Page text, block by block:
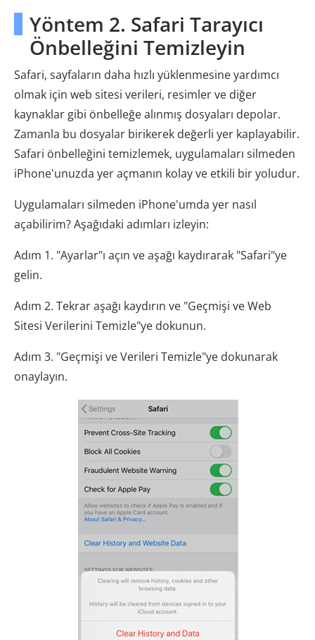
Yöntem 2. Safari Tarayıcı
Önbelleğini Temizleyin
Safari, sayfaların daha hızlı yüklenmesine yardımcı
olmak için web sitesi verileri, resimler ve diğer
kaynaklar gibi önbelleğe alınmış dosyaları depolar.
Zamanla bu dosyalar birikerek değerli yer kaplayabilir.
Safari önbelleğini temizlemek, uygulamaları silmeden
iPhone'unuzda yer açmanın kolay ve etkili bir yoludur.
Uygulamaları silmeden iPhone'umda yer nasıl
açabilirim? Aşağıdaki adımları izleyin:
Adım 1. "Ayarlar"ı açın ve aşağı kaydırarak "Safari"ye
gelin.
Adım 2. Tekrar aşağı kaydırın ve "Geçmişi ve Web
Sitesi Verilerini Temizle"ye dokunun.
Adım 3. "Geçmişi ve Verileri Temizle"ye dokunarak
onaylayın.